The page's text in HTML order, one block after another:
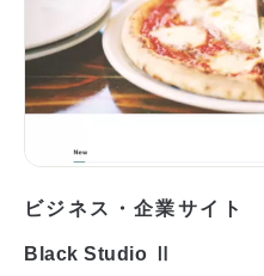
ビジネス・企業サイト
Black Studio Ⅱ